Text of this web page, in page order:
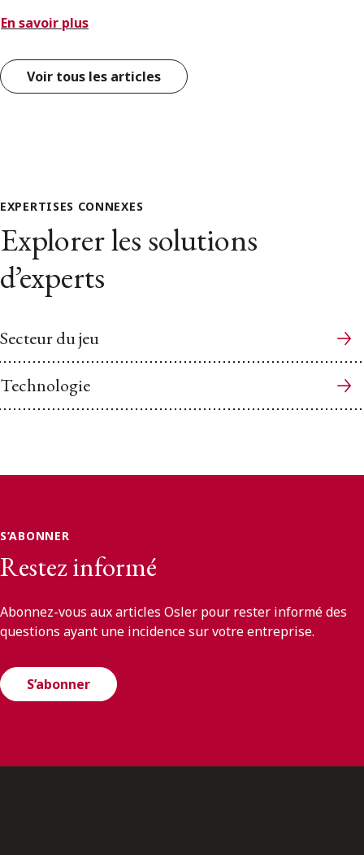
En savoir plus
Voir tous les articles
EXPERTISES CONNEXES
Explorer les solutions
d’experts
Secteur du jeu
Technologie
S’ABONNER
Restez informé
Abonnez-vous aux articles Osler pour rester informé des
questions ayant une incidence sur votre entreprise.
S’abonner